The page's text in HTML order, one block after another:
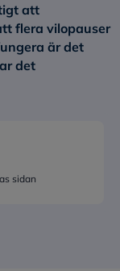
att
flera vilopauser
är det
det
sidan